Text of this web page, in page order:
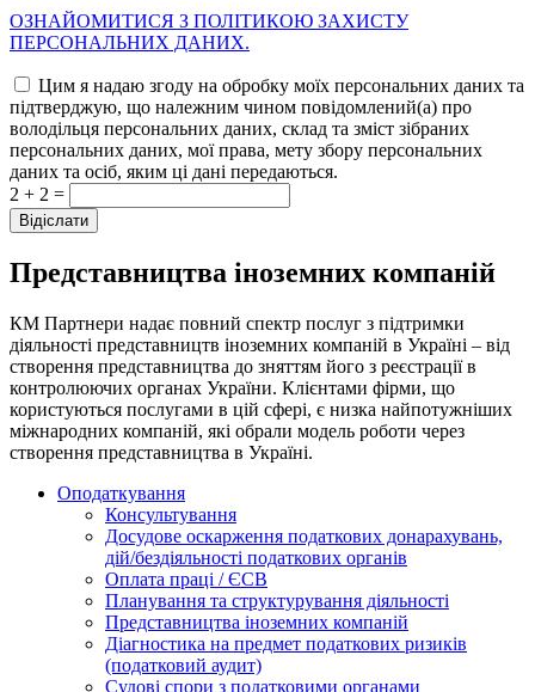
ОЗНАЙОМИТИСЯ З ПОЛІТИКОЮ ЗАХИСТУ
ПЕРСОНАЛЬНИХ ДАНИХ.
Цим я надаю згоду на обробку моїх персональних даних та
підтверджую, що належним чином повідомлений(а) про
володільця персональних даних, склад та зміст зібраних
персональних даних, мої права, мету збору персональних
даних та осіб, яким ці дані передаються.
2 + 2 =
Представництва іноземних компаній
КМ Партнери надає повний спектр послуг з підтримки
діяльності представництв іноземних компаній в Україні – від
створення представництва до зняттям його з реєстрації в
контролюючих органах України. Клієнтами фірми, що
користуються послугами в цій сфері, є низка найпотужніших
міжнародних компаній, які обрали модель роботи через
створення представництва в Україні.
Оподаткування
Консультування
Досудове оскарження податкових донарахувань,
дій/бездіяльності податкових органів
Оплата праці / ЄСВ
Планування та структурування діяльності
Представництва іноземних компаній
Діагностика на предмет податкових ризиків
(податковий аудит)
Судові спори з податковими органами